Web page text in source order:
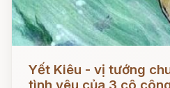
Đọc ngay
Yết Kiêu - vị tướng